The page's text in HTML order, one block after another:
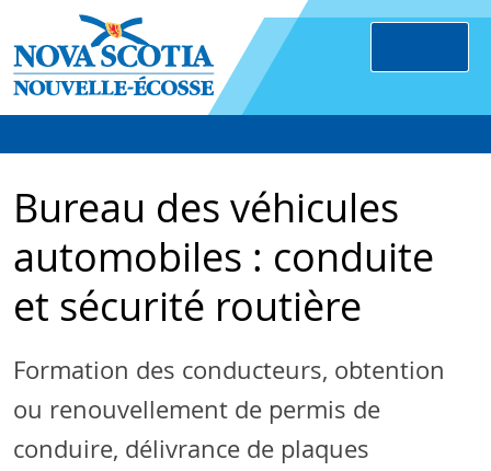
Bureau des véhicules
automobiles : conduite
et sécurité routière
Formation des conducteurs, obtention
ou renouvellement de permis de
conduire, délivrance de plaques